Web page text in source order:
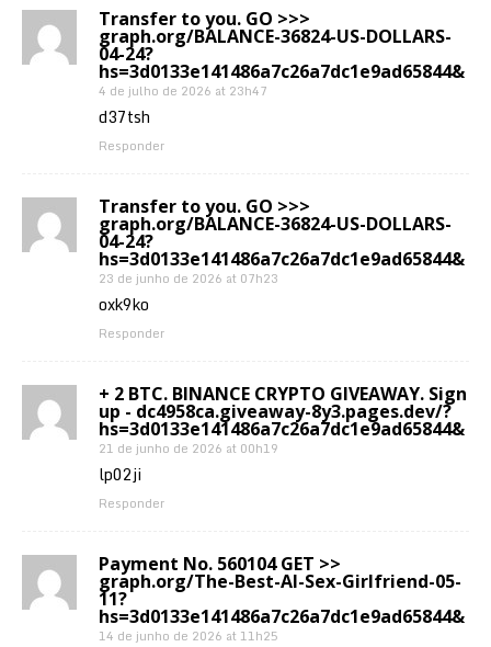
Transfer to you. GO >>>
graph.org/BALANCE-36824-US-DOLLARS-
04-24?
hs=3d0133e141486a7c26a7dc1e9ad65844&
4 de julho de 2026 at 23h47
d37tsh
Responder
Transfer to you. GO >>>
graph.org/BALANCE-36824-US-DOLLARS-
04-24?
hs=3d0133e141486a7c26a7dc1e9ad65844&
23 de junho de 2026 at 07h23
oxk9ko
Responder
+ 2 BTC. BINANCE CRYPTO GIVEAWAY. Sign
up - dc4958ca.giveaway-8y3.pages.dev/?
hs=3d0133e141486a7c26a7dc1e9ad65844&
21 de junho de 2026 at 00h19
lp02ji
Responder
Payment No. 560104 GET >>
graph.org/The-Best-AI-Sex-Girlfriend-05-
11?
hs=3d0133e141486a7c26a7dc1e9ad65844&
14 de junho de 2026 at 11h25